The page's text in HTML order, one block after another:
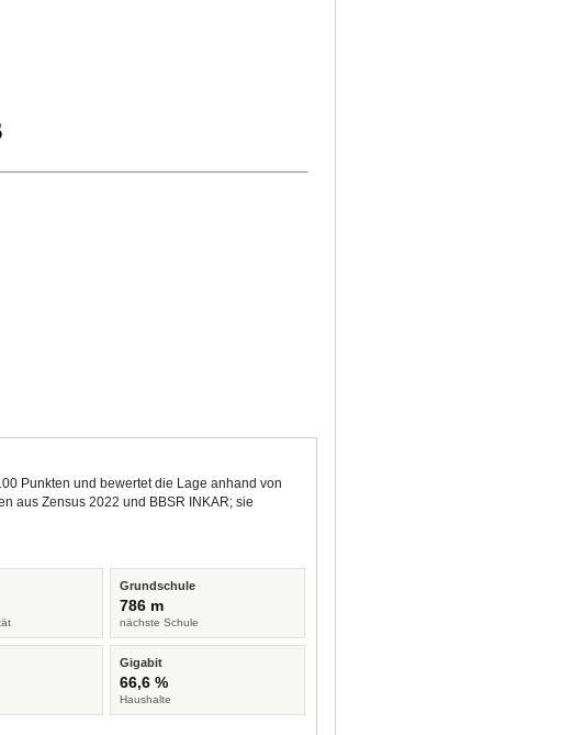
Punkten und bewertet die Lage anhand von
aus Zensus 2022 und BBSR INKAR; sie
Grundschule
786 m
nächste Schule
Gigabit
66,6 %
Haushalte